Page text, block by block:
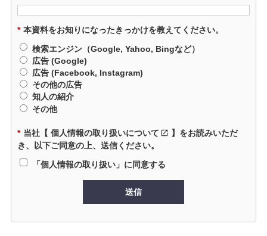
* 本資料をお知りになったきっかけを教えてください。
検索エンジン（Google, Yahoo, Bingなど）
広告 (Google)
広告 (Facebook, Instagram)
その他の広告
知人の紹介
その他
* 当社【 個人情報の取り扱いについて
】をお読みいただ
き、以下ご同意の上、送信ください。
「個人情報の取り扱い」に同意する
送信